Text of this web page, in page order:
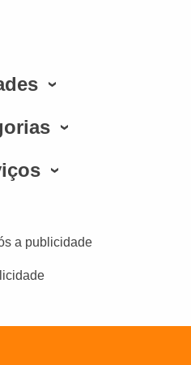
a publicidade